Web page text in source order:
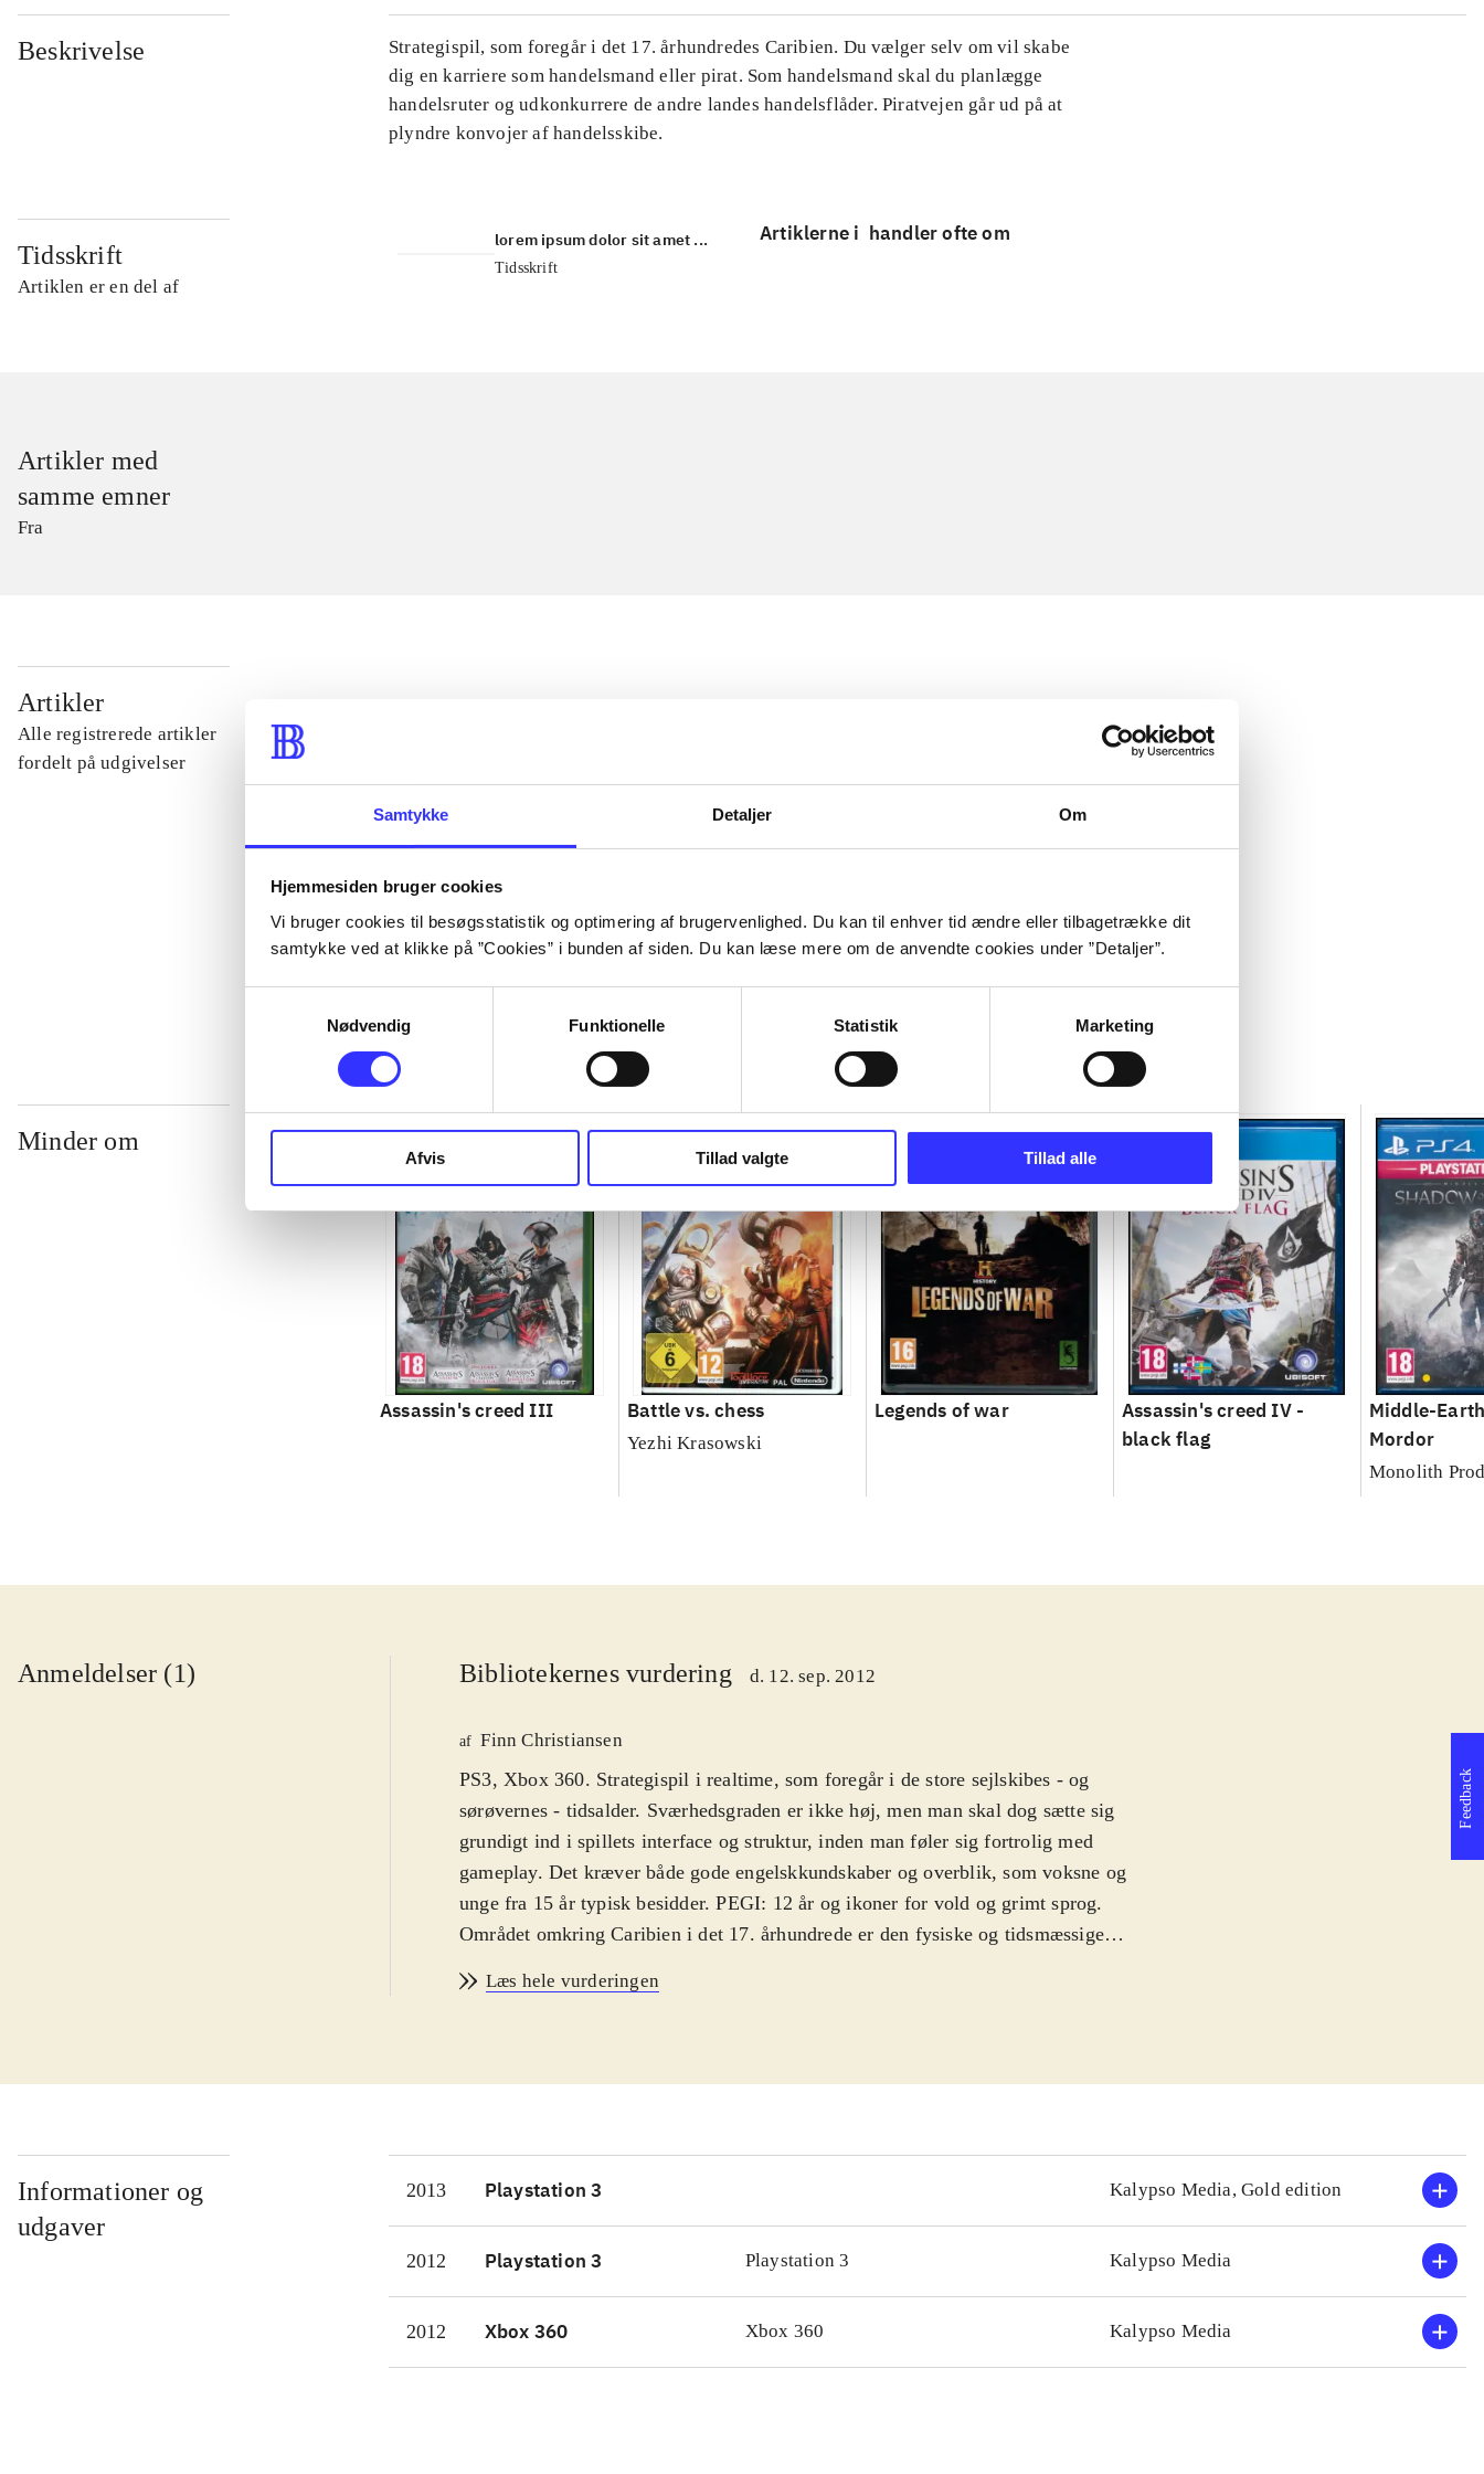
Samtykke Detaljer Om
Hjemmesiden bruger cookies
Vi bruger cookies til besøgsstatistik og optimering af brugervenlighed. Du kan til enhver tid ændre eller tilbagetrække dit
samtykke ved at klikke på ”Cookies” i bunden af siden. Du kan læse mere om de anvendte cookies under ”Detaljer”.
Nødvendig
Funktionelle Statistik Marketing
Afvis Tillad valgte Tillad alle
Beskrivelse
Strategispil, som foregår i det 17. århundredes Caribien. Du vælger selv om vil skabe
dig en karriere som handelsmand eller pirat. Som handelsmand skal du planlægge
handelsruter og udkonkurrere de andre landes handelsflåder. Piratvejen går ud på at
plyndre konvojer af handelsskibe.
Tidsskrift
Artiklen er en del af
lorem ipsum dolor sit amet ...
Tidsskrift
Artiklerne i handler ofte om
Artikler med
samme emner
Fra
Artikler
Alle registrerede artikler
fordelt på udgivelser
Minder om
Assassin's creed III Battle vs. chess
Yezhi Krasowski
Legends of war
Assassin's creed IV -
black flag
Middle-
Mordor
Monolith
Anmeldelser (1) Bibliotekernes vurdering d. 12. sep. 2012
af Finn Christiansen
PS3, Xbox 360. Strategispil i realtime, som foregår i de store sejlskibes - og
sørøvernes - tidsalder. Sværhedsgraden er ikke høj, men man skal dog sætte sig
grundigt ind i spillets interface og struktur, inden man føler sig fortrolig med
gameplay. Det kræver både gode engelskkundskaber og overblik, som voksne og
unge fra 15 år typisk besidder. PEGI: 12 år og ikoner for vold og grimt sprog.
Området omkring Caribien i det 17. århundrede er den fysiske og tidsmæssige
handelsflåde, eller vil ernære sig som pirat. I førstnævnte scenarium skal man
handlende og deres hjemhavne som muligt. Meget af spillet foregår med
faktisk styrer skibene. Pirat-kampagnen er sjovest, men ikke uden gameplay-
problemer. Handels-kampagnen er værre. Mekanikken fungerer sådan set fint,
kun få strategispil har haft "pirat-tiden" som tema. Genrens bedste er stadig Sid
konsoller.
De første minutter i selskab med Port Royale 3 er strålende. Flot intro,
Læs hele vurderingen
Informationer og
udgaver
2013 Playstation 3 Kalypso Media, Gold edition
2012 Playstation 3 Playstation 3 Kalypso Media
2012 Xbox 360 Xbox 360 Kalypso Media
Feedback